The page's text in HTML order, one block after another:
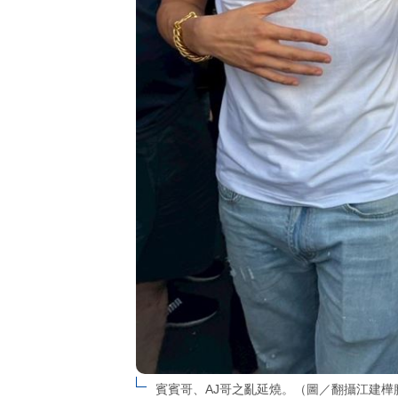
賓賓哥、AJ哥之亂延燒。（圖／翻攝江建樺